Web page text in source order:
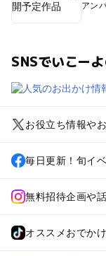
アン
SNSでいこー
お役立ち情報や
毎日更新！旬イ
無料招待企画や
オススメおでか